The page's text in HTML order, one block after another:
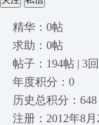
精华：0帖
求助：0帖
帖子：194帖 | 3回
年度积分：0
历史总积分：648
注册：2012年8月